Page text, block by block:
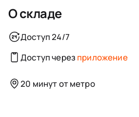
О складе
Доступ 24/7
Доступ через приложение
20 минут от метро